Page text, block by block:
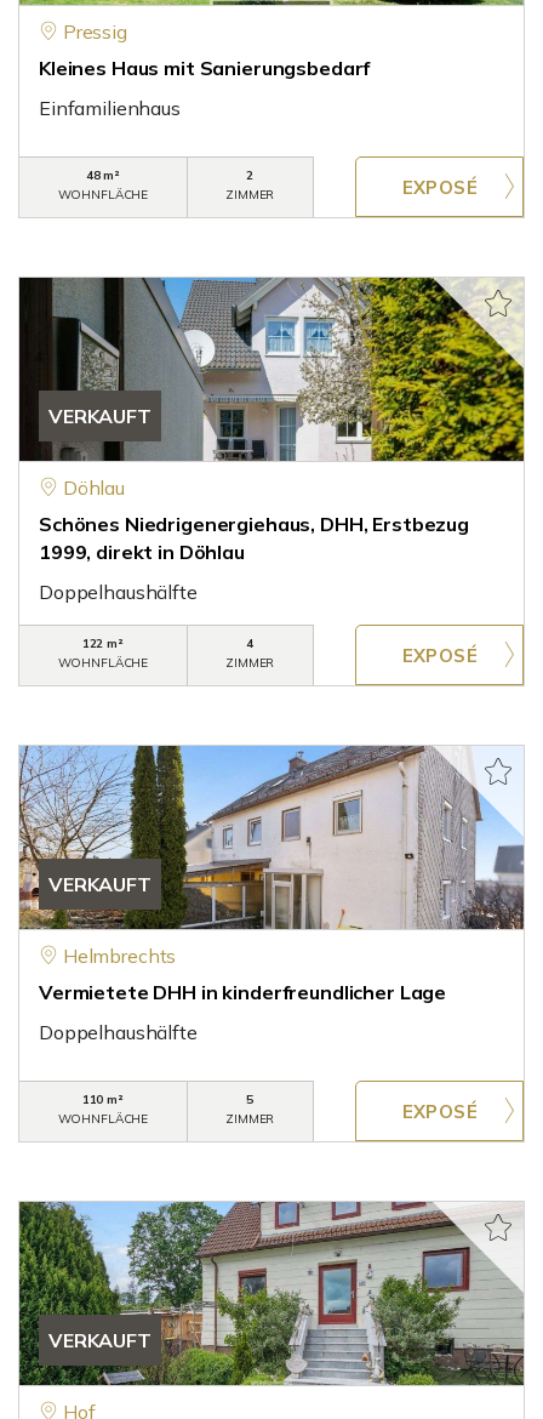
Pressig
Kleines Haus mit Sanierungsbedarf
Einfamilienhaus
48 m²
WOHNFLÄCHE
2
ZIMMER
VERKAUFT
Döhlau
Schönes Niedrigenergiehaus, DHH, Erstbezug
1999, direkt in Döhlau
Doppelhaushälfte
122 m²
WOHNFLÄCHE
4
ZIMMER
VERKAUFT
Helmbrechts
Vermietete DHH in kinderfreundlicher Lage
Doppelhaushälfte
110 m²
WOHNFLÄCHE
5
ZIMMER
VERKAUFT
Hof